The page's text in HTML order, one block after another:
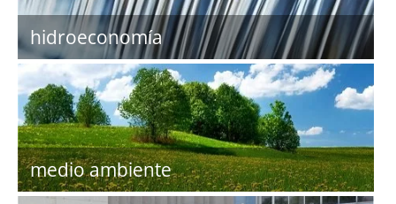
hidroeconomía
medio ambiente